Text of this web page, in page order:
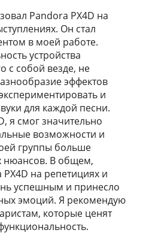
Pandora PX4D на
Он стал
в моей работе.
устройства
с собой везде, не
эффектов
и
для каждой песни.
я смог значительно
возможности и
группы больше
нюансов. В общем,
на репетициях и
успешным и принесло
эмоций. Я рекомендую
которые ценят